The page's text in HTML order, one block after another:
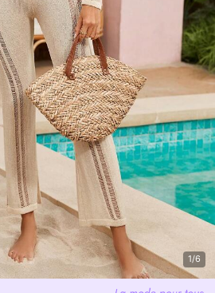
1/6